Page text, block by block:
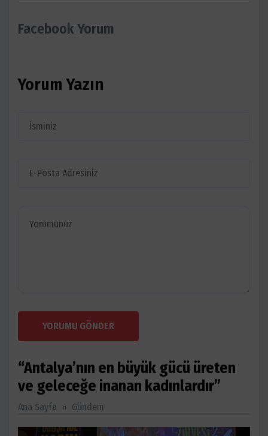
Facebook Yorum
Yorum Yazın
YORUMU GÖNDER
“Antalya’nın en büyük gücü üreten
ve geleceğe inanan kadınlardır”
Ana Sayfa Gündem